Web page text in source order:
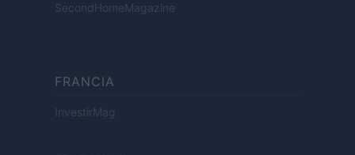
SecondHomeMagazine
FRANCIA
InvestirMag